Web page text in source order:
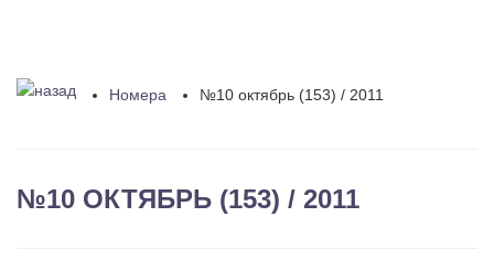
Номера №10 октябрь (153) / 2011
№10 ОКТЯБРЬ (153) / 2011